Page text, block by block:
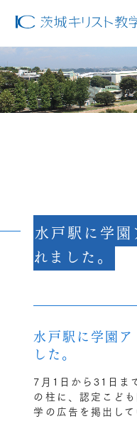
水戸駅に学園
れました。
水戸駅に学園
した。
7月1日から31日ま
の柱に、認定こど
学の広告を掲出して